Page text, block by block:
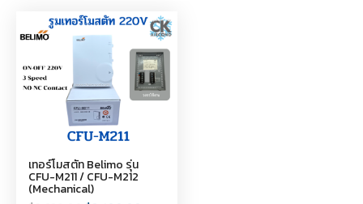
เทอร์โมสตัท Belimo รุ่น
CFU-M211 / CFU-M212
(Mechanical)